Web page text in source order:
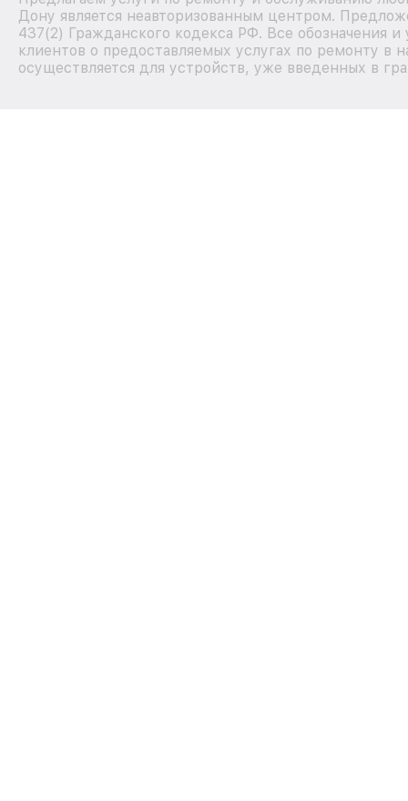
Дону является неавторизованным центром.
437(2) Гражданского кодекса РФ. Все обозначения
клиентов о предоставляемых услугах по ремонту в
осуществляется для устройств, уже введенных в